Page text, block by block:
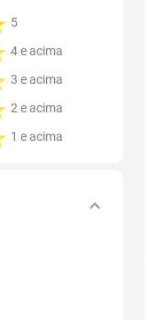
5
4 e acima
3 e acima
2 e acima
1 e acima